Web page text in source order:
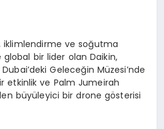
iklimlendirme ve soğutma
bir lider olan Daikin,
Dubai’deki Geleceğin Müzesi’nde
etkinlik ve Palm Jumeirah
büyüleyici bir drone gösterisi